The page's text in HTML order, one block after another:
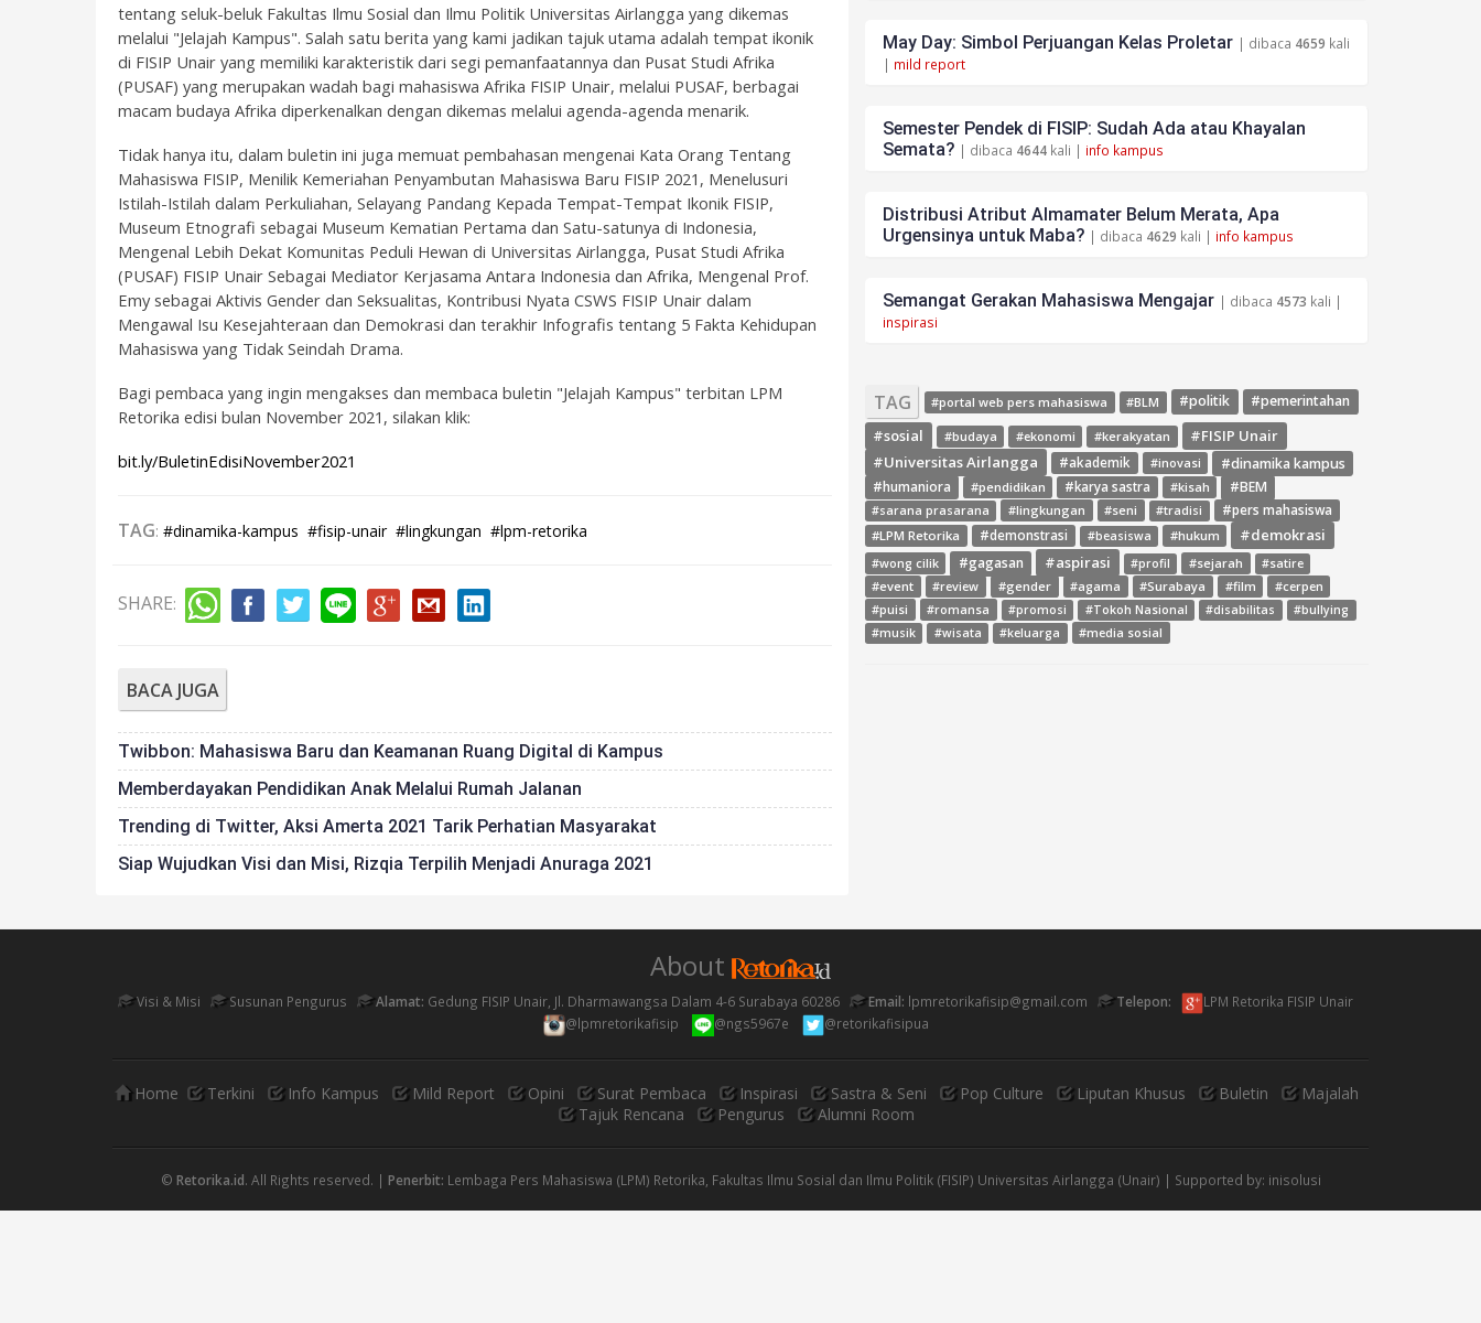
tentang seluk-beluk Fakultas Ilmu Sosial dan Ilmu Politik Universitas Airlangga yang dikemas
melalui "Jelajah Kampus". Salah satu berita yang kami jadikan tajuk utama adalah tempat ikonik
di FISIP Unair yang memiliki karakteristik dari segi pemanfaatannya dan Pusat Studi Afrika
(PUSAF) yang merupakan wadah bagi mahasiswa Afrika FISIP Unair, melalui PUSAF, berbagai
macam budaya Afrika diperkenalkan dengan dikemas melalui agenda-agenda menarik.
Tidak hanya itu, dalam buletin ini juga memuat pembahasan mengenai Kata Orang Tentang
Mahasiswa FISIP, Menilik Kemeriahan Penyambutan Mahasiswa Baru FISIP 2021, Menelusuri
Istilah-Istilah dalam Perkuliahan, Selayang Pandang Kepada Tempat-Tempat Ikonik FISIP,
Museum Etnografi sebagai Museum Kematian Pertama dan Satu-satunya di Indonesia,
Mengenal Lebih Dekat Komunitas Peduli Hewan di Universitas Airlangga, Pusat Studi Afrika
(PUSAF) FISIP Unair Sebagai Mediator Kerjasama Antara Indonesia dan Afrika, Mengenal Prof.
Emy sebagai Aktivis Gender dan Seksualitas, Kontribusi Nyata CSWS FISIP Unair dalam
Mengawal Isu Kesejahteraan dan Demokrasi dan terakhir Infografis tentang 5 Fakta Kehidupan
Mahasiswa yang Tidak Seindah Drama.
Bagi pembaca yang ingin mengakses dan membaca buletin "Jelajah Kampus" terbitan LPM
Retorika edisi bulan November 2021, silakan klik:
bit.ly/BuletinEdisiNovember2021
TAG: #dinamika-kampus #fisip-unair #lingkungan #lpm-retorika
SHARE:
BACA JUGA
Twibbon: Mahasiswa Baru dan Keamanan Ruang Digital di Kampus
Memberdayakan Pendidikan Anak Melalui Rumah Jalanan
Trending di Twitter, Aksi Amerta 2021 Tarik Perhatian Masyarakat
Siap Wujudkan Visi dan Misi, Rizqia Terpilih Menjadi Anuraga 2021
May Day: Simbol Perjuangan Kelas Proletar | dibaca 4659 kali
| mild report
Semester Pendek di FISIP: Sudah Ada atau Khayalan
Semata? | dibaca 4644kali | info kampus
Distribusi Atribut Almamater Belum Merata, Apa
Urgensinya untuk Maba? | dibaca 4629 kali | info kampus
Semangat Gerakan Mahasiswa Mengajar | dibaca 4573 kali |
inspirasi
TAG #portal web pers mahasiswa #BLM #politik #pemerintahan
#sosial #budaya #ekonomi #kerakyatan
#FISIP Unair
#Universitas Airlangga
#akademik #inovasi #dinamika kampus
#humaniora #pendidikan #karya sastra #kisah #BEM
#sarana prasarana #lingkungan #seni #tradisi
#pers mahasiswa
#LPM Retorika
#demonstrasi #beasiswa #hukum #demokrasi
#wong cilik #gagasan #aspirasi #profil #sejarah #satire
#event #review #gender #agama #Surabaya #film
#cerpen
#puisi
#romansa #promosi #Tokoh Nasional #disabilitas
#bullying
#musik
#wisata #keluarga #media sosial
About
Visi & Misi Susunan Pengurus Alamat: Gedung FISIP Unair, Jl. Dharmawangsa Dalam 4-6 Surabaya 60286 Email: lpmretorikafisip@gmail.com Telepon:
LPM Retorika FISIP Unair
@lpmretorikafisip
@ngs5967e @retorikafisipua
Home Terkini Info Kampus Mild Report Opini Surat Pembaca Inspirasi Sastra & Seni Pop Culture Liputan Khusus Buletin
Majalah
Tajuk Rencana
Pengurus Alumni Room
© Retorika.id. All Rights reserved. | Penerbit: Lembaga Pers Mahasiswa (LPM) Retorika, Fakultas Ilmu Sosial dan Ilmu Politik (FISIP) Universitas Airlangga (Unair) | Supported by: inisolusi